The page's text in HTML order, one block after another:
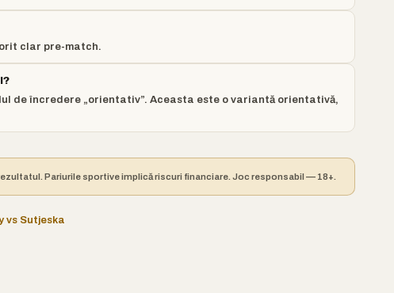
clar pre-match.
de încredere „orientativ”. Aceasta este o variantă orientativă,
Pariurile sportive implică riscuri financiare. Joc responsabil — 18+.
vs Sutjeska